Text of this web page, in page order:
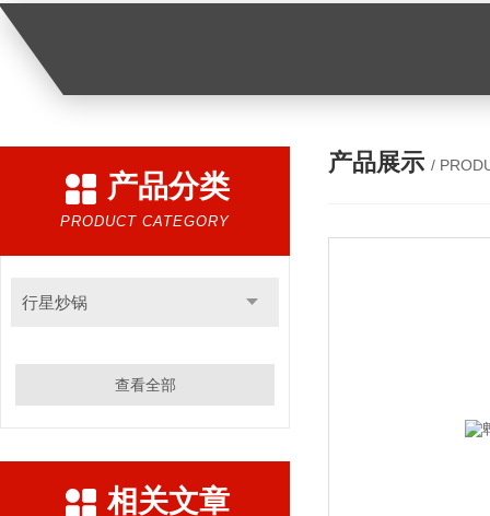
产品分类
PRODUCT CATEGORY
行星炒锅
查看全部
相关文章
产品展示 /